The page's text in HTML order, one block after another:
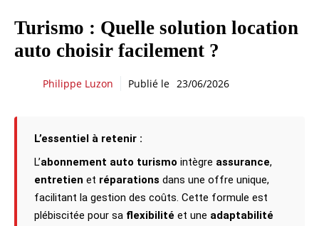
Turismo : Quelle solution location
auto choisir facilement ?
Philippe Luzon Publié le 23/06/2026
L’essentiel à retenir :
L’abonnement auto turismo intègre assurance,
entretien et réparations dans une offre unique,
facilitant la gestion des coûts. Cette formule est
plébiscitée pour sa flexibilité et une adaptabilité